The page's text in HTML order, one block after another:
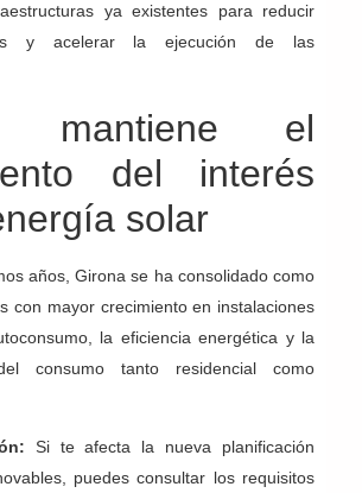
ya existentes para reducir
y acelerar la ejecución de las
mantiene el
del interés
solar
años, Girona se ha consolidado como
con mayor crecimiento en instalaciones
la eficiencia energética y la
consumo tanto residencial como
Si te afecta la nueva planificación
puedes consultar los requisitos